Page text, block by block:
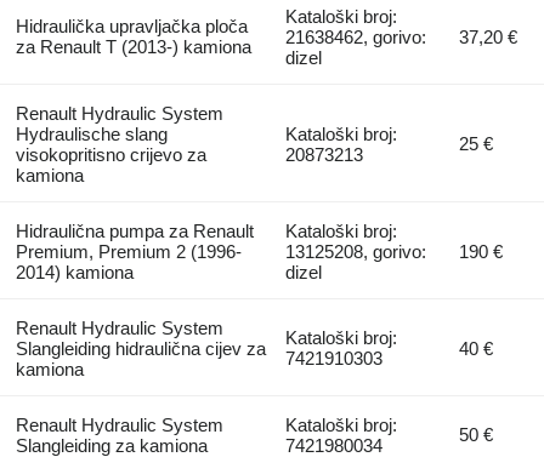
Hidraulička upravljačka ploča
za Renault T (2013-) kamiona
Kataloški broj:
21638462, gorivo:
dizel
37,20 €
Renault Hydraulic System
Hydraulische slang
visokopritisno crijevo za
kamiona
Kataloški broj:
20873213
25 €
Hidraulična pumpa za Renault
Premium, Premium 2 (1996-
2014) kamiona
Kataloški broj:
13125208, gorivo:
dizel
190 €
Renault Hydraulic System
Slangleiding hidraulična cijev za
kamiona
Kataloški broj:
7421910303
40 €
Renault Hydraulic System
Slangleiding za kamiona
Kataloški broj:
7421980034
50 €